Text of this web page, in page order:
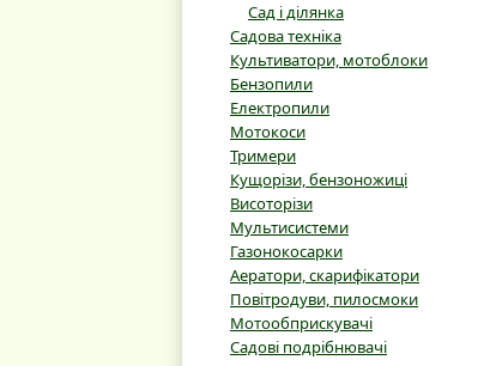
Сад і ділянка
Садова техніка
Культиватори, мотоблоки
Бензопили
Електропили
Мотокоси
Тримери
Кущорізи, бензоножиці
Висоторізи
Мультисистеми
Газонокосарки
Аератори, скарифікатори
Повітродуви, пилосмоки
Мотообприскувачі
Садові подрібнювачі